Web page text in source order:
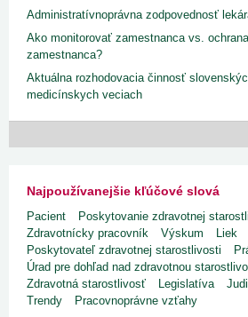
Administratívnoprávna zodpovednosť
Ako monitorovať zamestnanca vs.
zamestnanca?
Aktuálna rozhodovacia činnosť
medicínskych veciach
Najpoužívanejšie kľúčové slová
Pacient
Poskytovanie zdravotnej
Zdravotnícky pracovník
Výskum
Liek
Poskytovateľ zdravotnej starostlivosti
Úrad pre dohľad nad zdravotnou
Zdravotná starostlivosť
Legislatíva
Trendy
Pracovnoprávne vzťahy